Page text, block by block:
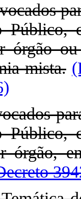
Público,
órgão
mista.
Público,
órgão,